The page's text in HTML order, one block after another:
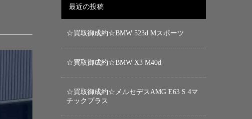
最近の投稿
☆買取御成約☆BMW 523d Mスポーツ
☆買取御成約☆BMW X3 M40d
☆買取御成約☆メルセデスAMG E63 S 4マ
チックプラス